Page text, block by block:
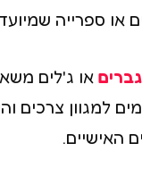
או ספרייה
או ג'לים
למגוון צרכים
האישיים.